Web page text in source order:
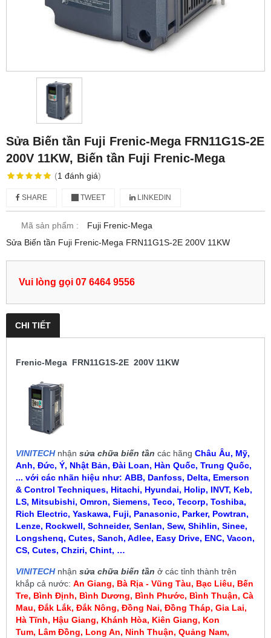
Sửa Biến tần Fuji Frenic-Mega FRN11G1S-2E
200V 11KW, Biến tần Fuji Frenic-Mega
(1 đánh giá)
SHARE TWEET LINKEDIN
Mã sản phẩm :
Fuji Frenic-Mega
Sửa Biến tần Fuji Frenic-Mega FRN11G1S-2E 200V 11KW
Vui lòng gọi 07 6464 9556
CHI TIẾT
Frenic-Mega FRN11G1S-2E 200V 11KW
VINITECHnhận sửa chữa biến tần các hãng Châu Âu, Mỹ,
Anh, Đức, Ý, Nhật Bản, Đài Loan, Hàn Quốc, Trung Quốc,
... với các nhãn hiệu như: ABB, Danfoss, Delta, Emerson
& Control Techniques, Hitachi, Hyundai, Holip, INVT, Keb,
LS, Mitsubishi, Omron, Siemens, Teco, Tecorp, Toshiba,
Rich Electric, Yaskawa, Fuji, Panasonic, Parker, Powtran,
Lenze, Rockwell, Schneider, Senlan, Sew, Shihlin, Sinee,
Longshenq, Cutes, Sanch, Adlee, Easy Drive, ENC, Vacon,
CS, Cutes, Chziri, Chint, …
VINITECHnhận sửa chữa biến tần ở các tỉnh thành trên
khắp cả nước: An Giang, Bà Rịa - Vũng Tàu, Bạc Liêu, Bến
Tre, Bình Định, Bình Dương, Bình Phước, Bình Thuận, Cà
Mau, Đắk Lắk, Đắk Nông, Đồng Nai, Đồng Tháp, Gia Lai,
Hà Tĩnh, Hậu Giang, Khánh Hòa, Kiên Giang, Kon
Tum, Lâm Đồng, Long An, Ninh Thuận, Quảng Nam,